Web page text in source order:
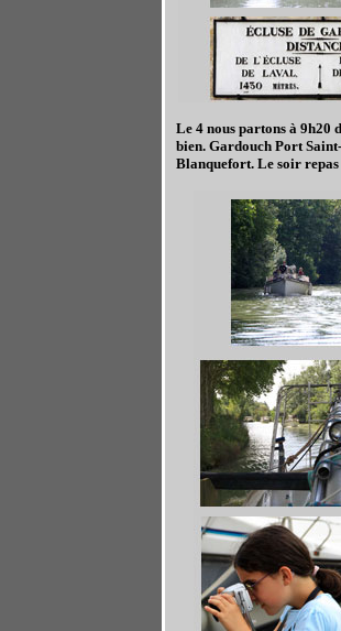
Le 4 nous partons à 9h20
bien. Gardouch Port
Blanquefort. Le soir